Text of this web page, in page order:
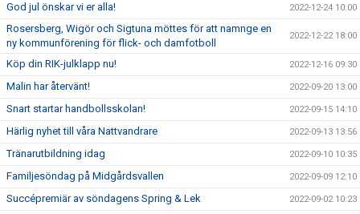
God jul önskar vi er alla! 2022-12-24 10:00
Rosersberg, Wigör och Sigtuna möttes för att namnge en
ny kommunförening för flick- och damfotboll
2022-12-22 18:00
Köp din RIK-julklapp nu! 2022-12-16 09:30
Malin har återvänt! 2022-09-20 13:00
Snart startar handbollsskolan! 2022-09-15 14:10
Härlig nyhet till våra Nattvandrare 2022-09-13 13:56
Tränarutbildning idag 2022-09-10 10:35
Familjesöndag på Midgårdsvallen 2022-09-09 12:10
Succépremiär av söndagens Spring & Lek 2022-09-02 10:23